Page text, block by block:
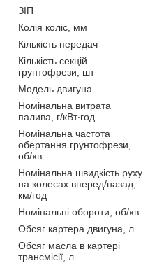
ЗІП
Колія коліс, мм
Кількість передач
Кількість секцій
грунтофрези, шт
Модель двигуна
Номінальна витрата
палива, г/кВт∙год
Номінальна частота
обертання грунтофрези,
об/хв
Номінальна швидкість руху
на колесах вперед/назад,
км/год
Номінальні обороти, об/хв
Обсяг картера двигуна, л
Обсяг масла в картері
трансмісії, л